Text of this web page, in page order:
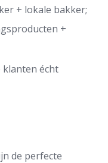
+ lokale bakker;
+
klanten écht
de perfecte